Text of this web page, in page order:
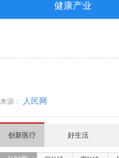
健康产业
来源： 人民网